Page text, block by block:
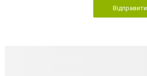
Відправити